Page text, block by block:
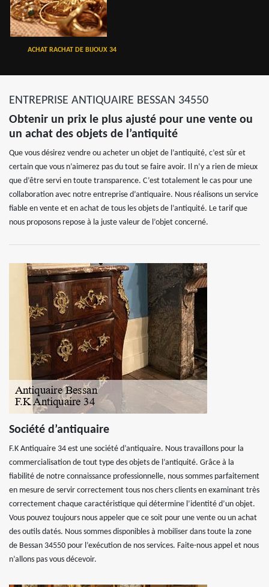
ACHAT RACHAT DE BIJOUX 34
ENTREPRISE ANTIQUAIRE BESSAN 34550
Obtenir un prix le plus ajusté pour une vente ou
un achat des objets de l’antiquité
Que vous désirez vendre ou acheter un objet de l’antiquité, c’est sûr et
certain que vous n’aimerez pas du tout se faire avoir. Il n’y a rien de mieux
que d’être servi en toute transparence. C’est totalement le cas pour une
collaboration avec notre entreprise d’antiquaire. Nous réalisons un service
fiable en vente et en achat de tous les objets de l’antiquité. Le tarif que
nous proposons repose à la juste valeur de l’objet concerné.
Société d’antiquaire
F.K Antiquaire 34 est une société d’antiquaire. Nous travaillons pour la
commercialisation de tout type des objets de l’antiquité. Grâce à la
fiabilité de notre connaissance professionnelle, nous sommes parfaitement
en mesure de servir correctement tous nos chers clients en examinant très
correctement chaque caractéristique qui détermine l’identité d’un objet.
Vous pouvez toujours nous appeler que ce soit pour une vente ou un achat
des outils datés. Nous sommes disponibles à mobiliser dans toute la zone
de Bessan 34550 pour l’exécution de nos services. Faite-nous appel et nous
n’allons pas vous décevoir.